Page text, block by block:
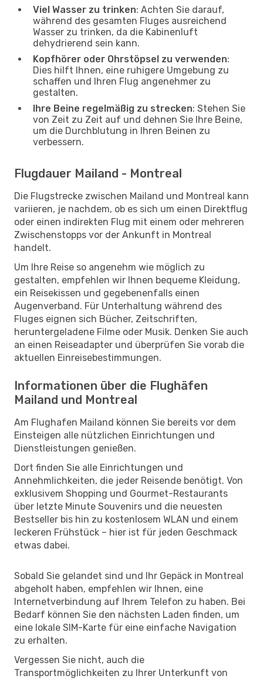
Viel Wasser zu trinken: Achten Sie darauf,
während des gesamten Fluges ausreichend
Wasser zu trinken, da die Kabinenluft
dehydrierend sein kann.
Kopfhörer oder Ohrstöpsel zu verwenden:
Dies hilft Ihnen, eine ruhigere Umgebung zu
schaffen und Ihren Flug angenehmer zu
gestalten.
Ihre Beine regelmäßig zu strecken: Stehen Sie
von Zeit zu Zeit auf und dehnen Sie Ihre Beine,
um die Durchblutung in Ihren Beinen zu
verbessern.
Flugdauer Mailand - Montreal
Die Flugstrecke zwischen Mailand und Montreal kann
variieren, je nachdem, ob es sich um einen Direktflug
oder einen indirekten Flug mit einem oder mehreren
Zwischenstopps vor der Ankunft in Montreal
handelt.
Um Ihre Reise so angenehm wie möglich zu
gestalten, empfehlen wir Ihnen bequeme Kleidung,
ein Reisekissen und gegebenenfalls einen
Augenverband. Für Unterhaltung während des
Fluges eignen sich Bücher, Zeitschriften,
heruntergeladene Filme oder Musik. Denken Sie auch
an einen Reiseadapter und überprüfen Sie vorab die
aktuellen Einreisebestimmungen.
Informationen über die Flughäfen
Mailand und Montreal
Am Flughafen Mailand können Sie bereits vor dem
Einsteigen alle nützlichen Einrichtungen und
Dienstleistungen genießen.
Dort finden Sie alle Einrichtungen und
Annehmlichkeiten, die jeder Reisende benötigt. Von
exklusivem Shopping und Gourmet-Restaurants
über letzte Minute Souvenirs und die neuesten
Bestseller bis hin zu kostenlosem WLAN und einem
leckeren Frühstück – hier ist für jeden Geschmack
etwas dabei.
Sobald Sie gelandet sind und Ihr Gepäck in Montreal
abgeholt haben, empfehlen wir Ihnen, eine
Internetverbindung auf Ihrem Telefon zu haben. Bei
Bedarf können Sie den nächsten Laden finden, um
eine lokale SIM-Karte für eine einfache Navigation
zu erhalten.
Vergessen Sie nicht, auch die
Transportmöglichkeiten zu Ihrer Unterkunft von